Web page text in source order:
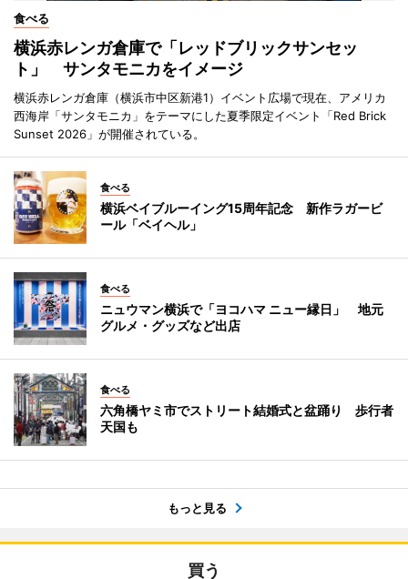
食べる
横浜赤レンガ倉庫で「レッドブリックサンセッ
ト」 サンタモニカをイメージ
横浜赤レンガ倉庫（横浜市中区新港1）イベント広場で現在、アメリカ
西海岸「サンタモニカ」をテーマにした夏季限定イベント「Red Brick
Sunset 2026」が開催されている。
食べる
横浜ベイブルーイング15周年記念 新作ラガービ
ール「ベイヘル」
食べる
ニュウマン横浜で「ヨコハマ ニュー縁日」 地元
グルメ・グッズなど出店
食べる
六角橋ヤミ市でストリート結婚式と盆踊り 歩行者
天国も
もっと見る
買う